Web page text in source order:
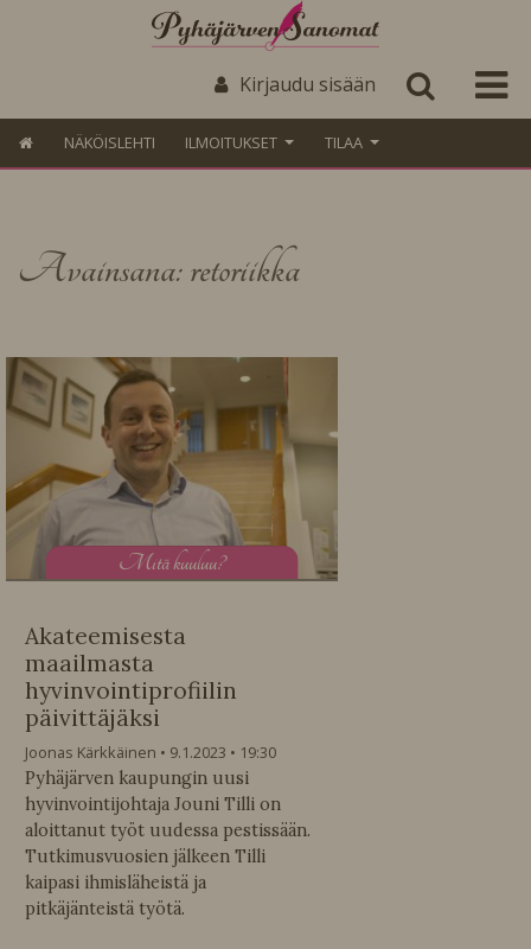
Kirjaudu sisään
NÄKÖISLEHTI ILMOITUKSET TILAA
Avainsana: retoriikka
Mitä kuuluu?
Akateemisesta
maailmasta
hyvinvointiprofiilin
päivittäjäksi
Joonas Kärkkäinen 9.1.2023
19:30
Pyhäjärven kaupungin uusi
hyvinvointijohtaja Jouni Tilli on
aloittanut työt uudessa pestissään.
Tutkimusvuosien jälkeen Tilli
kaipasi ihmisläheistä ja
pitkäjänteistä työtä.